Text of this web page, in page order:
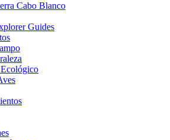
Cabo Blanco
Guides